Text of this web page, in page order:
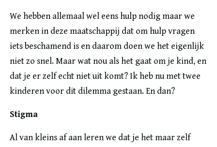
We hebben allemaal wel eens hulp nodig maar we
merken in deze maatschappij dat om hulp vragen
iets beschamend is en daarom doen we het eigenlijk
niet zo snel. Maar wat nou als het gaat om je kind, en
dat je er zelf echt niet uit komt? Ik heb nu met twee
kinderen voor dit dilemma gestaan. En dan?
Stigma
Al van kleins af aan leren we dat je het maar zelf